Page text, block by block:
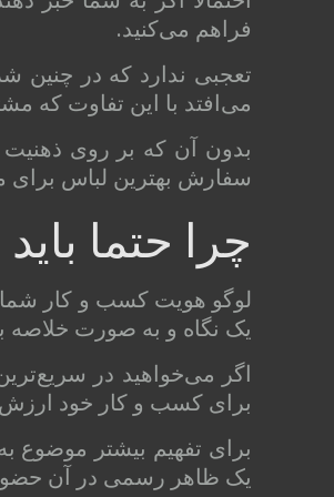
فراهم می‌کنید.
تعجبی ندارد که در چنین
می‌افتد با این تفاوت که
بدون آن که بر روی ذهنیت
سفارش بهترین لباس
چرا حتما
لوگو هویت کسب و کار شما
یک نگاه و به صورت خلاصه
اگر می‌خواهید در
برای کسب و کار خود ارزش
برای تفهیم بیشتر
یک ظاهر رسمی در آن